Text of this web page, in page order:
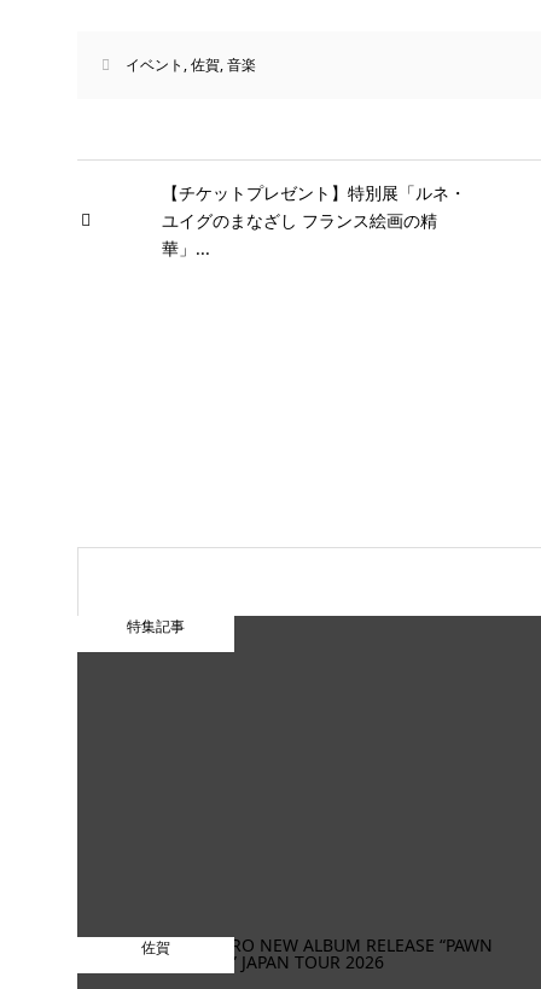
イベント ,佐賀,音楽
【チケットプレゼント】特別展「ルネ・
ユイグのまなざし フランス絵画の精
華」...
特集記事
佐賀